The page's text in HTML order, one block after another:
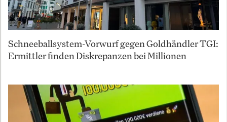
Schneeballsystem-Vorwurf gegen Goldhändler TGI:
Ermittler finden Diskrepanzen bei Millionen